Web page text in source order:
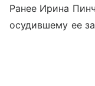
Ранее Ирина
осудившему ее